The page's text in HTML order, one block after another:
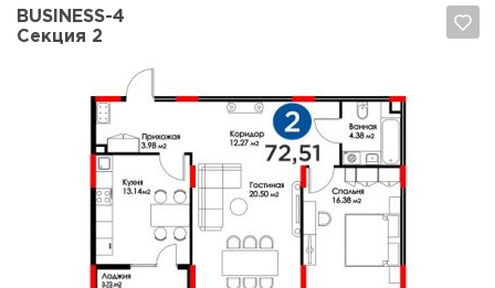
BUSINESS-4
Секция 2
Да, удалить